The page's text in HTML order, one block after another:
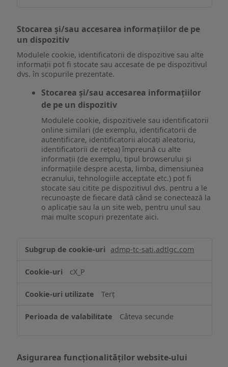
Stocarea și/sau accesarea informațiilor de pe
un dispozitiv
Modulele cookie, identificatorii de dispozitive sau alte
informații pot fi stocate sau accesate de pe dispozitivul
dvs. în scopurile prezentate.
Stocarea și/sau accesarea informațiilor
de pe un dispozitiv
Modulele cookie, dispozitivele sau identificatorii
online similari (de exemplu, identificatorii de
autentificare, identificatorii alocați aleatoriu,
identificatorii de rețea) împreună cu alte
informații (de exemplu, tipul browserului și
informațiile despre acesta, limba, dimensiunea
ecranului, tehnologiile acceptate etc.) pot fi
stocate sau citite pe dispozitivul dvs. pentru a le
recunoaște de fiecare dată când se conectează la
o aplicație sau la un site web, pentru unul sau
mai multe scopuri prezentate aici.
și/sau
informațiilor
pe
dispozitiv
admp-tc-sati.adtlgc.com
cX_P
Terț
Câteva secunde
Asigurarea funcționalităților website-ului